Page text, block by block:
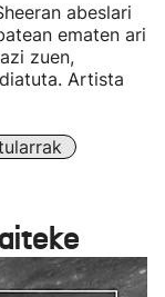
abeslari
ematen ari
zuen,
Artista